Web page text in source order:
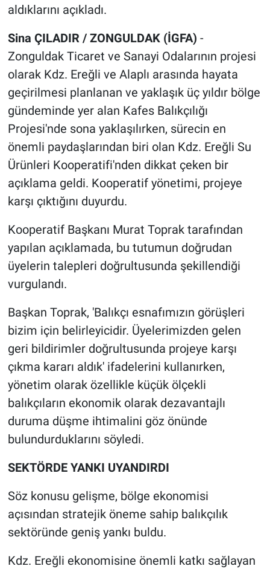
aldıklarını açıkladı.
Sina ÇILADIR / ZONGULDAK (İGFA) -
Zonguldak Ticaret ve Sanayi Odalarının projesi
olarak Kdz. Ereğli ve Alaplı arasında hayata
geçirilmesi planlanan ve yaklaşık üç yıldır bölge
gündeminde yer alan Kafes Balıkçılığı
Projesi'nde sona yaklaşılırken, sürecin en
önemli paydaşlarından biri olan Kdz. Ereğli Su
Ürünleri Kooperatifi'nden dikkat çeken bir
açıklama geldi. Kooperatif yönetimi, projeye
karşı çıktığını duyurdu.
Kooperatif Başkanı Murat Toprak tarafından
yapılan açıklamada, bu tutumun doğrudan
üyelerin talepleri doğrultusunda şekillendiği
vurgulandı.
Başkan Toprak, 'Balıkçı esnafımızın görüşleri
bizim için belirleyicidir. Üyelerimizden gelen
geri bildirimler doğrultusunda projeye karşı
çıkma kararı aldık' ifadelerini kullanırken,
yönetim olarak özellikle küçük ölçekli
balıkçıların ekonomik olarak dezavantajlı
duruma düşme ihtimalini göz önünde
bulundurduklarını söyledi.
SEKTÖRDE YANKI UYANDIRDI
Söz konusu gelişme, bölge ekonomisi
açısından stratejik öneme sahip balıkçılık
sektöründe geniş yankı buldu.
Kdz. Ereğli ekonomisine önemli katkı sağlayan